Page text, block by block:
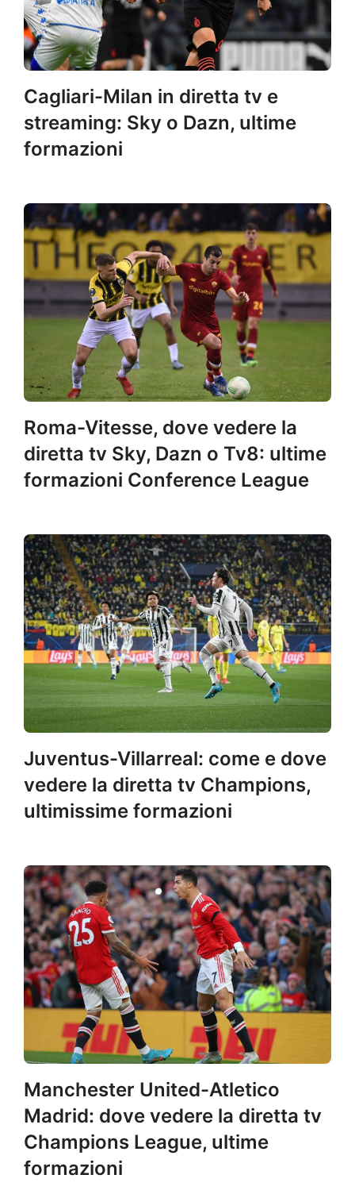
Cagliari-Milan in diretta tv e
streaming: Sky o Dazn, ultime
formazioni
Roma-Vitesse, dove vedere la
diretta tv Sky, Dazn o Tv8: ultime
formazioni Conference League
Juventus-Villarreal: come e dove
vedere la diretta tv Champions,
ultimissime formazioni
Manchester United-Atletico
Madrid: dove vedere la diretta tv
Champions League, ultime
formazioni